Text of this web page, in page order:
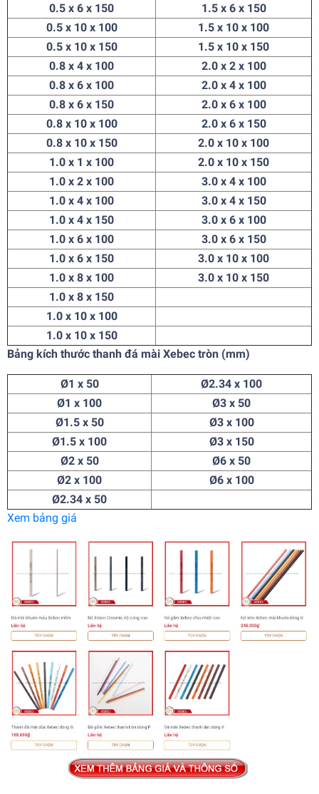
0.5 x 6 x 150
1.5 x 6 x 150
0.5 x 10 x 100
1.5 x 10 x 100
0.5 x 10 x 150
1.5 x 10 x 150
0.8 x 4 x 100
2.0 x 2 x 100
0.8 x 6 x 100
2.0 x 4 x 100
0.8 x 6 x 150
2.0 x 6 x 100
0.8 x 10 x 100
2.0 x 6 x 150
0.8 x 10 x 150
2.0 x 10 x 100
1.0 x 1 x 100
2.0 x 10 x 150
1.0 x 2 x 100
3.0 x 4 x 100
1.0 x 4 x 100
3.0 x 4 x 150
1.0 x 4 x 150
3.0 x 6 x 100
1.0 x 6 x 100
3.0 x 6 x 150
1.0 x 6 x 150
3.0 x 10 x 100
1.0 x 8 x 100
3.0 x 10 x 150
1.0 x 8 x 150
1.0 x 10 x 100
1.0 x 10 x 150
Bảng kích thước thanh đá mài Xebec tròn (mm)
Ø1 x 50
Ø2.34 x 100
Ø1 x 100
Ø3 x 50
Ø1.5 x 50
Ø3 x 100
Ø1.5 x 100
Ø3 x 150
Ø2 x 50
Ø6 x 50
Ø2 x 100
Ø6 x 100
Ø2.34 x 50
Xem bảng giá